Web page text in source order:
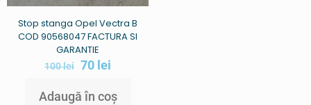
Stop stanga Opel Vectra B
COD 90568047 FACTURA SI
GARANTIE
100lei 70 lei
Adaugă în coș